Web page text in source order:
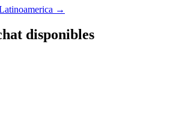
→
disponibles